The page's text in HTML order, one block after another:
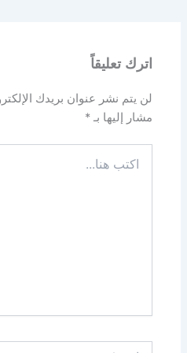
اترك تعليقاً
لن يتم نشر عنوان بريدك
مشار إليها بـ*
هنا...